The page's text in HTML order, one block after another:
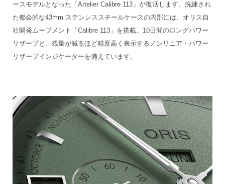
ースモデルとなった「Artelier Calibre 113」が復活します。洗練され
た都会的な43mm ステンレススチールケースの内部には、オリス自
社開発ムーブメント「Calibre 113」を搭載。10日間のロングパワー
リザーブと、残量が減るほど精度高く表示するノンリニア・パワー
リザーブインジケーターを備えています。